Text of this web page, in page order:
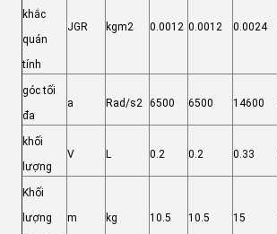
khắc
quán
tính
JGR kgm2 0.0012 0.0012 0.0024
góc tối
đa
a Rad/s2 6500 6500 14600
khối
lượng
V L 0.2 0.2 0.33
Khối
lượng
m kg 10.5 10.5 15